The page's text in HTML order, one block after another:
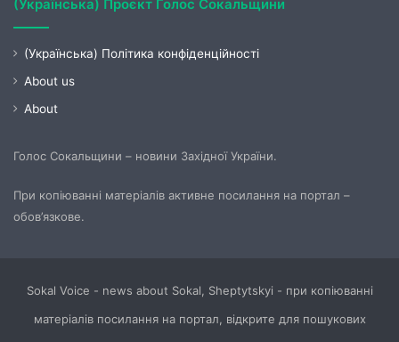
(Українська) Проєкт Голос Сокальщини
(Українська) Політика конфіденційності
About us
About
Голос Сокальщини – новини Західної України.
При копіюванні матеріалів активне посилання на портал –
обов’язкове.
Sokal Voice - news about Sokal, Sheptytskyi - при копіюванні
матеріалів посилання на портал, відкрите для пошукових